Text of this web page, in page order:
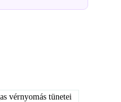
vérnyomás tünetei